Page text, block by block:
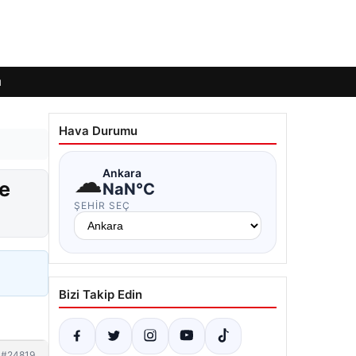
Hava Durumu
☁Ankara
NaN°C
ŞEHIR SEÇ
Bizi Takip Edin